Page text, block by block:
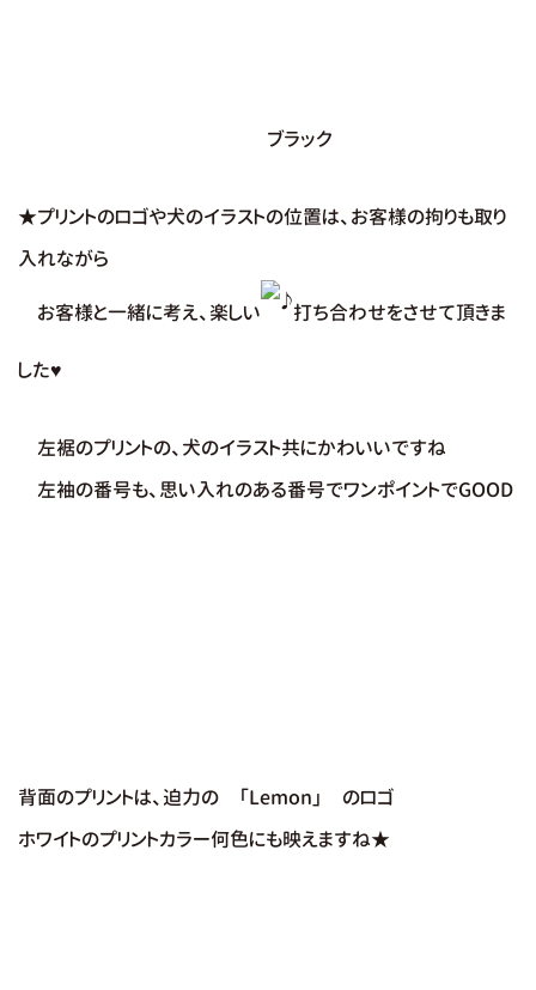
ブラック
★プリントのロゴや犬のイラストの位置は、お客様の拘りも取り
入れながら
お客様と一緒に考え、楽しい 打ち合わせをさせて頂きま
した♥
左裾のプリントの、犬のイラスト共にかわいいですね
左袖の番号も、思い入れのある番号でワンポイントでGOOD
背面のプリントは、迫力の 「Lemon」 のロゴ
ホワイトのプリントカラー何色にも映えますね★